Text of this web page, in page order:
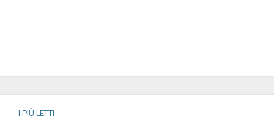
I PIÙ LETTI